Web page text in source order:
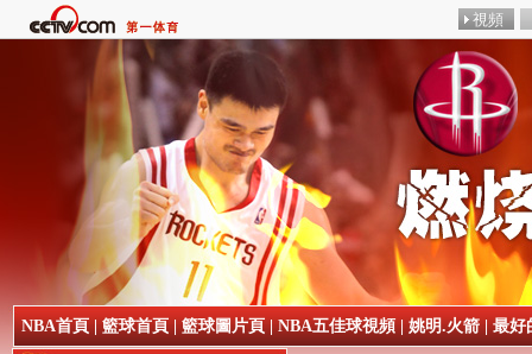
NBA首頁|籃球首頁|籃球圖片頁|NBA五佳球視頻|姚明.火箭|最好